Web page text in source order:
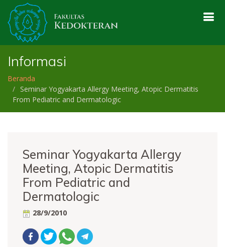
Informasi
Beranda
Seminar Yogyakarta Allergy Meeting, Atopic Dermatitis
From Pediatric and Dermatologic
Seminar Yogyakarta Allergy
Meeting, Atopic Dermatitis
From Pediatric and
Dermatologic
28/9/2010